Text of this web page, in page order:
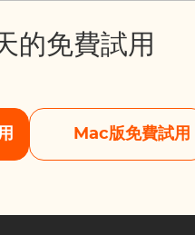
的免費試用
Mac版免費試用